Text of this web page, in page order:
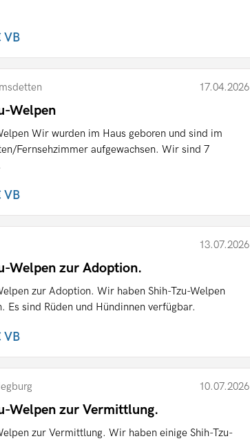
VB
17.04.2026
Welpen
Wir wurden im Haus geboren und sind im
Fernsehzimmer aufgewachsen. Wir sind 7
VB
13.07.2026
Welpen zur Adoption.
zur Adoption. Wir haben Shih-Tzu-Welpen
Es sind Rüden und Hündinnen verfügbar.
VB
10.07.2026
Welpen zur Vermittlung.
zur Vermittlung. Wir haben einige Shih-Tzu-